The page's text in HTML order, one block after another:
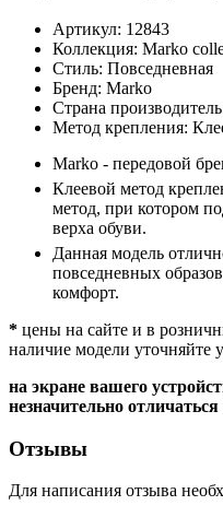
Артикул: 12843
Коллекция: Marko
Стиль: Повседневная
Бренд: Marko
Страна
Метод крепления:
Marko - передовой
Клеевой метод
метод, при котором
верха обуви.
Данная модель
повседневных
комфорт.
* цены на сайте и в
наличие модели уточняйте
на экране вашего
незначительно
Отзывы
Для написания отзыва